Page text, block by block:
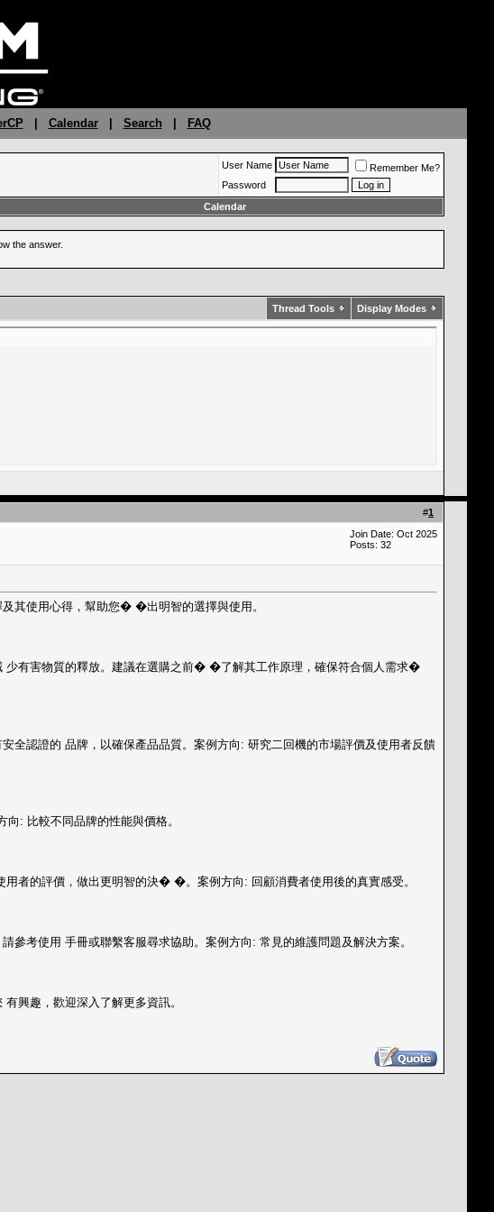
Calendar| Search FAQ
User Name
Remember Me?
Password
Calendar
the answer.
Thread Tools Display Modes
#1
Join Date: Oct 2025
Posts: 32
及其使用心得，幫助您� �出明智的選擇與使用。
有害物質的釋放。建議在選購之前� �了解其工作原理，確保符合個人需求�
認證的 品牌，以確保產品品質。案例方向: 研究二回機的市場評價及使用者反饋
: 比較不同品牌的性能與價格。
的評價，做出更明智的決� �。案例方向: 回顧消費者使用後的真實感受。
考使用 手冊或聯繫客服尋求協助。案例方向: 常見的維護問題及解決方案。
興趣，歡迎深入了解更多資訊。